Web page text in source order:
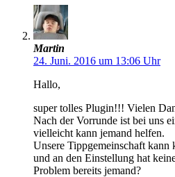
Martin
24. Juni. 2016 um 13:06 Uhr
Hallo,
super tolles Plugin!!! Vielen
Nach der Vorrunde ist bei uns
vielleicht kann jemand helfen.
Unsere Tippgemeinschaft kann
und an den Einstellung hat
Problem bereits jemand?